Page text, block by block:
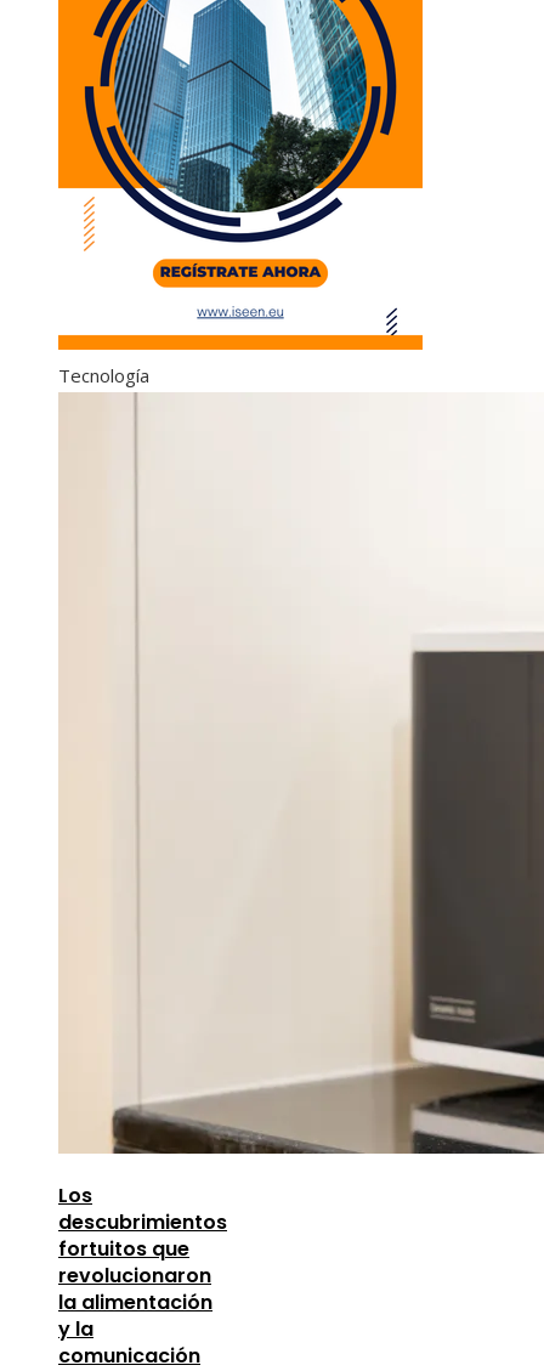
Tecnología
Los
descubrimientos
fortuitos que
revolucionaron
la alimentación
y la
comunicación